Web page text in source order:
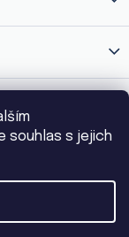
souhlas s jejich
vyhrazena.